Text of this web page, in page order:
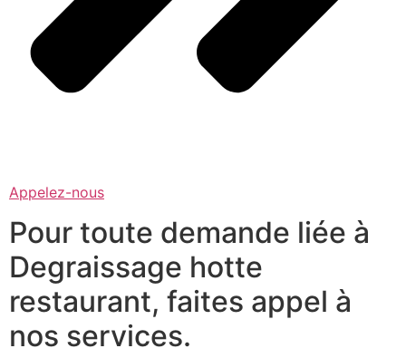
Appelez-nous
Pour toute demande liée à
Degraissage hotte
restaurant, faites appel à
nos services.